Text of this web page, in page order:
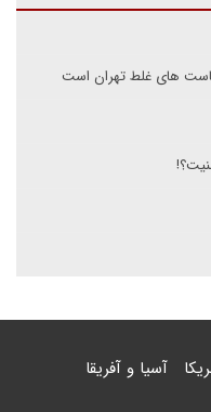
سیاست های غلط تهران است
آسیا و آفریقا